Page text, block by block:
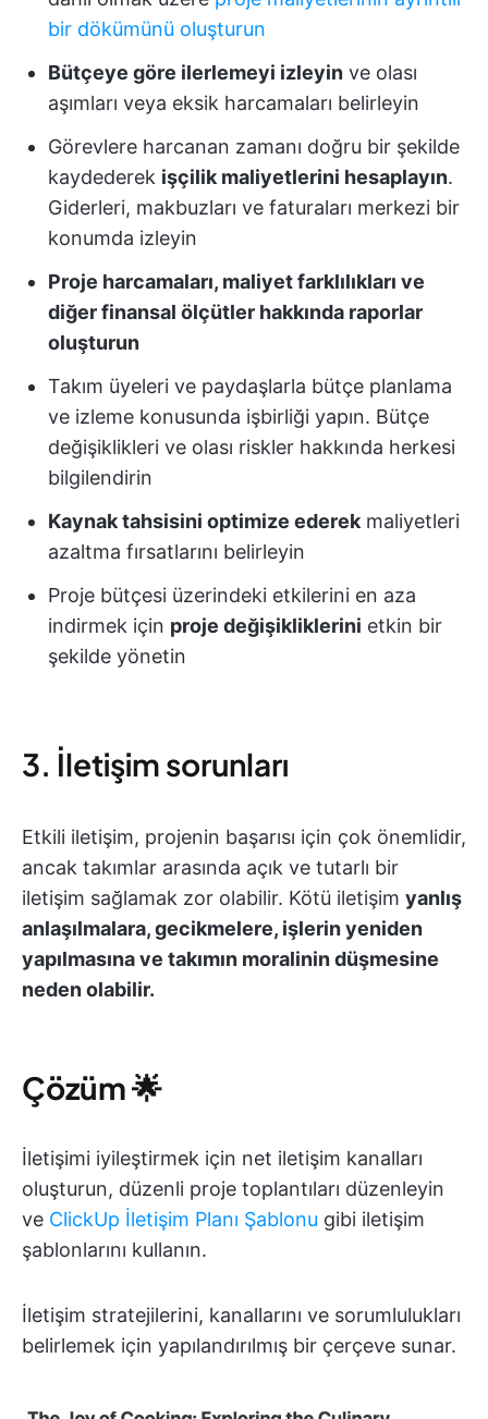
bir dökümünü oluşturun
Bütçeye göre ilerlemeyi izleyin ve olası
aşımları veya eksik harcamaları belirleyin
Görevlere harcanan zamanı doğru bir şekilde
kaydederek işçilik maliyetlerini hesaplayın.
Giderleri, makbuzları ve faturaları merkezi bir
konumda izleyin
Proje harcamaları, maliyet farklılıkları ve
diğer finansal ölçütler hakkında raporlar
oluşturun
Takım üyeleri ve paydaşlarla bütçe planlama
ve izleme konusunda işbirliği yapın. Bütçe
değişiklikleri ve olası riskler hakkında herkesi
bilgilendirin
Kaynak tahsisini optimize ederek maliyetleri
azaltma fırsatlarını belirleyin
Proje bütçesi üzerindeki etkilerini en aza
indirmek için proje değişikliklerini etkin bir
şekilde yönetin
3. İletişim sorunları
Etkili iletişim, projenin başarısı için çok önemlidir,
ancak takımlar arasında açık ve tutarlı bir
iletişim sağlamak zor olabilir. Kötü iletişim yanlış
anlaşılmalara, gecikmelere, işlerin yeniden
yapılmasına ve takımın moralinin düşmesine
neden olabilir.
Çözüm🌟
İletişimi iyileştirmek için net iletişim kanalları
oluşturun, düzenli proje toplantıları düzenleyin
ve ClickUp İletişim Planı Şablonu gibi iletişim
şablonlarını kullanın.
İletişim stratejilerini, kanallarını ve sorumlulukları
belirlemek için yapılandırılmış bir çerçeve sunar.